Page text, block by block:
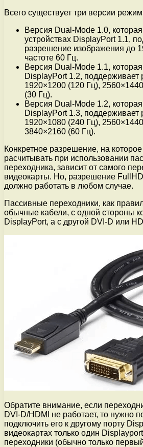
Всего существует три версии
Версия Dual-Mode 1.0,
устройствах DisplayPort 1.1,
разрешение изображения до
частоте 60 Гц.
Версия Dual-Mode 1.1,
DisplayPort 1.2, поддерживает
1920×1200 (120 Гц),
(30 Гц).
Версия Dual-Mode 1.2,
DisplayPort 1.3, поддерживает
1920×1080 (240 Гц),
3840×2160 (60 Гц).
Конкретное разрешение, на
расчитывать при использовании
переходника, зависит от самого
видеокарты. Но, разрешение FullHD
должно работать в любом случае.
Пассивные переходники, как
обычные кабели, с одной стороны
DisplayPort, а с другой DVI-D или
Обратите внимание, если
DVI-D/HDMI не работает, то нужно
подключить его к другому порту
видеокартах только один
переходники (обычно только